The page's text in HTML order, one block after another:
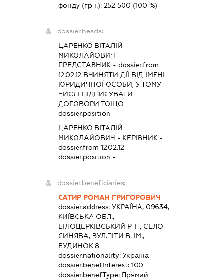
фонду (грн.):252 500 (100 %)
dossier.heads:
ЦАРЕНКО ВІТАЛІЙ
МИКОЛАЙОВИЧ -
ПРЕДСТАВНИК - dossier.from
12.02.12 ВЧИНЯТИ ДІЇ ВІД ІМЕНІ
ЮРИДИЧНОЇ ОСОБИ, У ТОМУ
ЧИСЛІ ПІДПИСУВАТИ
ДОГОВОРИ ТОЩО
dossier.position -
ЦАРЕНКО ВІТАЛІЙ
МИКОЛАЙОВИЧ - КЕРІВНИК -
dossier.from 12.02.12
dossier.position -
dossier.beneficiaries:
САТИР РОМАН ГРИГОРОВИЧ
dossier.address:УКРАЇНА, 09634,
КИЇВСЬКА ОБЛ.,
БІЛОЦЕРКІВСЬКИЙ Р-Н, СЕЛО
СИНЯВА, ВУЛ.ПІТИ В. ІМ.,
БУДИНОК 8
dossier.nationality:Україна
dossier.benefInterest:100
dossier.benefType: Прямий